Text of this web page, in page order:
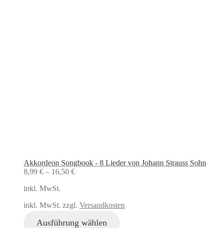
Akkordeon Songbook - 8 Lieder von Johann Strauss Sohn
8,99 € – 16,50 €
inkl. MwSt.
inkl. MwSt. zzgl. Versandkosten
Ausführung wählen